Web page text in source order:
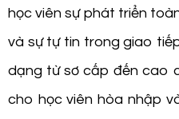
học viên sự phát triển
và sự tự tin trong giao
dạng từ sơ cấp đến cao
cho học viên hòa nhập